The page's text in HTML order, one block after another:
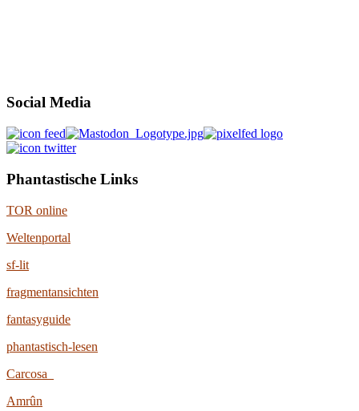
Social Media
Phantastische Links
TOR online
Weltenportal
sf-lit
fragmentansichten
fantasyguide
phantastisch-lesen
Carcosa
Amrûn